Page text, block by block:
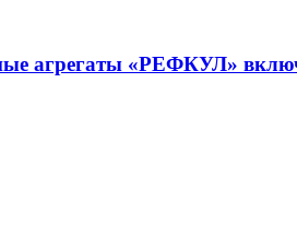
агрегаты «РЕФКУЛ»